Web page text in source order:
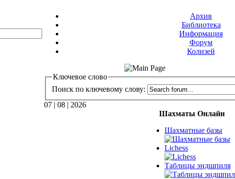
Архив
Библиотека
Информация
Форум
Колизей
Ключевое слово
Поиск по ключевому слову:
07 | 08 | 2026
Шахматы Онлайн
Шахматные базы
Lichess
Таблицы эндшпиля